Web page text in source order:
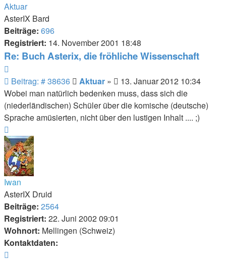
Aktuar
AsterIX Bard
Beiträge: 696
Registriert: 14. November 2001 18:48
Re: Buch Asterix, die fröhliche Wissenschaft
Beitrag: # 38636Beitrag
Aktuar »
13. Januar 2012 10:34
Wobei man natürlich bedenken muss, dass sich die
(niederländischen) Schüler über die komische (deutsche)
Sprache amüsierten, nicht über den lustigen Inhalt .... ;)
oben
Iwan
AsterIX Druid
Beiträge: 2564
Registriert: 22. Juni 2002 09:01
Wohnort: Mellingen (Schweiz)
Kontaktdaten: